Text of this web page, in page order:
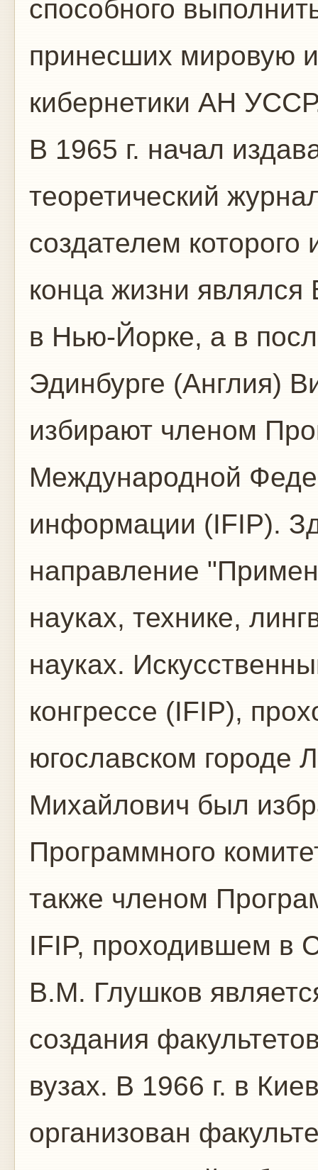
способного
принесших мировую
кибернетики АН
В 1965 г. начал
теоретический
создателем
конца жизни
в Нью-Йорке, а в
Эдинбурге (Англия)
избирают членом
Международной
информации (IFIP).
направление
науках, технике,
науках.
конгрессе (IFIP),
югославском городе
Михайлович был
Программного
также членом
IFIP, проходившем в
В.М. Глушков
создания
вузах. В 1966 г. в
организован